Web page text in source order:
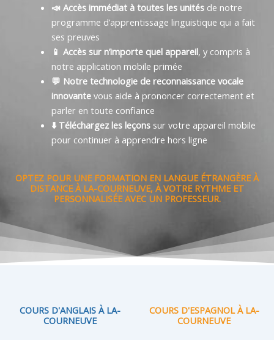
📣 Accès immédiat à toutes les unitésde notre
programme d’apprentissage linguistique qui a fait
ses preuves
📱 Accès sur n’importe quel appareil, y compris à
notre application mobile primée
💬 Notre technologie de reconnaissance vocale
innovantevous aide à prononcer correctement et
parler en toute confiance
⬇️ Téléchargez les leçonssur votre appareil mobile
pour continuer à apprendre hors ligne
OPTEZ POUR UNE FORMATION EN LANGUE ÉTRANGÈRE À
DISTANCE À LA-COURNEUVE, À VOTRE RYTHME ET
PERSONNALISÉE AVEC UN PROFESSEUR.
COURS D'ANGLAIS À LA-
COURNEUVE
COURS D'ESPAGNOL À LA-
COURNEUVE